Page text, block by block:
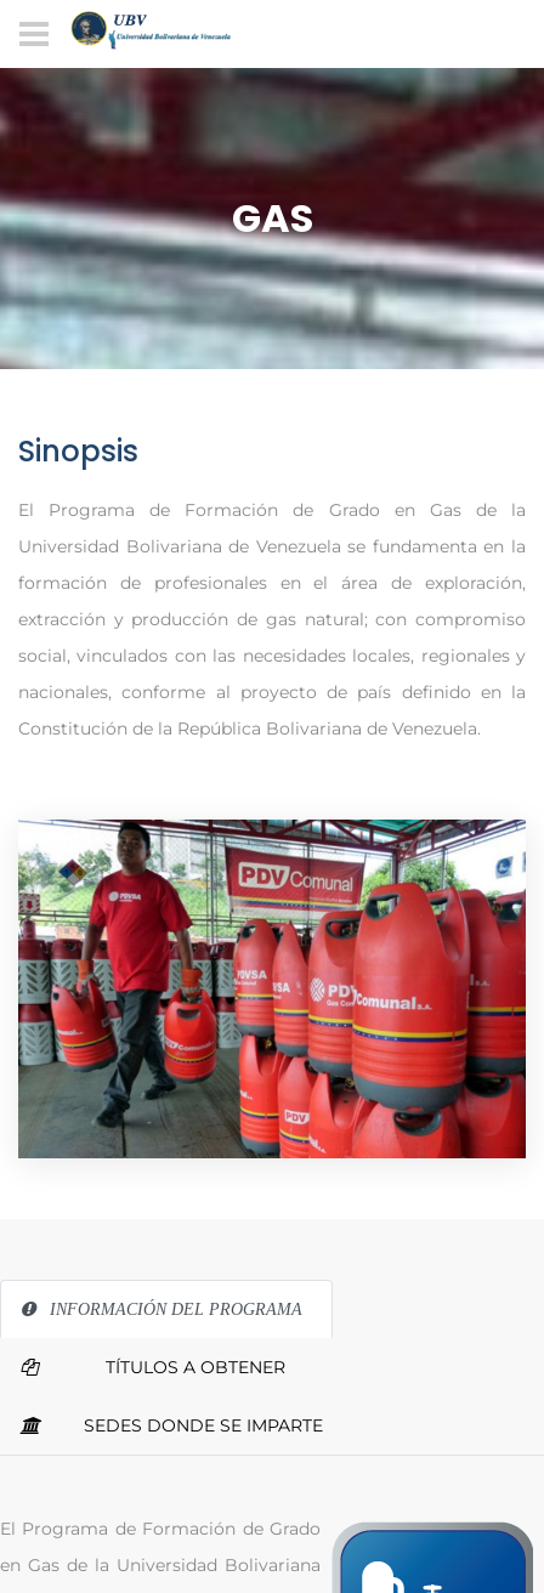
GAS
Sinopsis
El Programa de Formación de Grado en Gas de la
Universidad Bolivariana de Venezuela se fundamenta en la
formación de profesionales en el área de exploración,
extracción y producción de gas natural; con compromiso
social, vinculados con las necesidades locales, regionales y
nacionales, conforme al proyecto de país definido en la
Constitución de la República Bolivariana de Venezuela.
INFORMACIÓN DEL PROGRAMA
TÍTULOS A OBTENER
SEDES DONDE SE IMPARTE
El Programa de Formación de Grado
en Gas de la Universidad Bolivariana